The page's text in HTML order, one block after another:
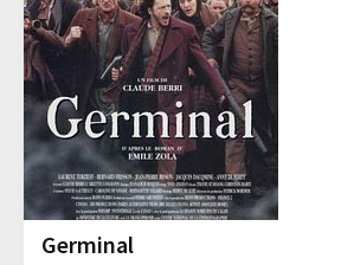
Germinal